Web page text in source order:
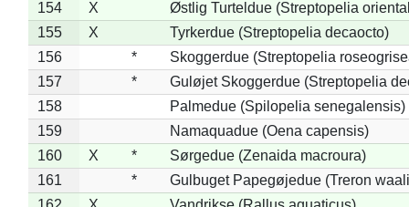
154
X
Østlig Turteldue (Streptopelia
155
X
Tyrkerdue (Streptopelia decaocto)
156
*
Skoggerdue (Streptopelia
157
*
Guløjet Skoggerdue (Streptopelia
158
Palmedue (Spilopelia senegalensis)
159
Namaquadue (Oena capensis)
160
X *
Sørgedue (Zenaida macroura)
161
*
Gulbuget Papegøjedue (Treron